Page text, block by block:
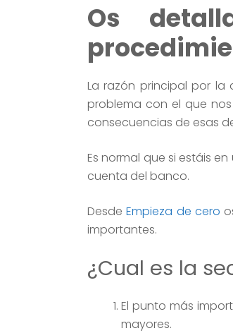
Os
La razón principal por
problema con el que
consecuencias de esas
Es normal que si estáis
cuenta del banco.
DesdeEmpieza de cero
importantes.
¿Cual es la
El punto más
mayores.